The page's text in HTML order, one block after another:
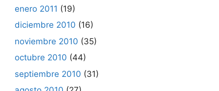
enero 2011 (19)
diciembre 2010 (16)
noviembre 2010 (35)
octubre 2010 (44)
septiembre 2010 (31)